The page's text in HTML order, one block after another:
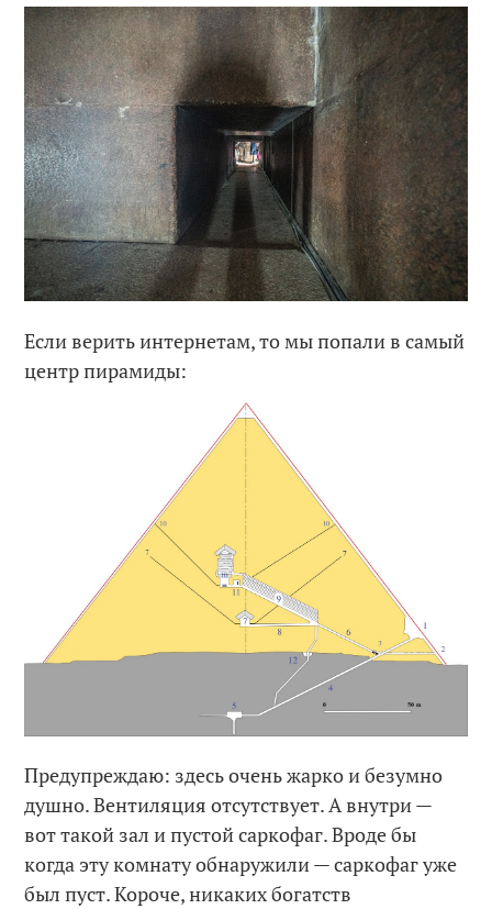
Если верить интернетам, то мы попали в самый
центр пирамиды:
Предупреждаю: здесь очень жарко и безумно
душно. Вентиляция отсутствует. А внутри —
вот такой зал и пустой саркофаг. Вроде бы
когда эту комнату обнаружили — саркофаг уже
был пуст. Короче, никаких богатств